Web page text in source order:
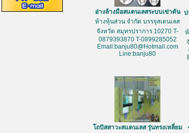
อ่างล้างมือสแตนเลสระบบเข่าดัน
ห้างหุ้นส่วน จำกัด บรรจุสเตนเลส
จังหวัด สมุทรปราการ 10270 T-
0879393870 T-0899285052
Email:banju80@Hotmail.com
Line:banju80
ป
โถปัสสาวะสแตนเลส รุ่นทรงเหลี่ยม